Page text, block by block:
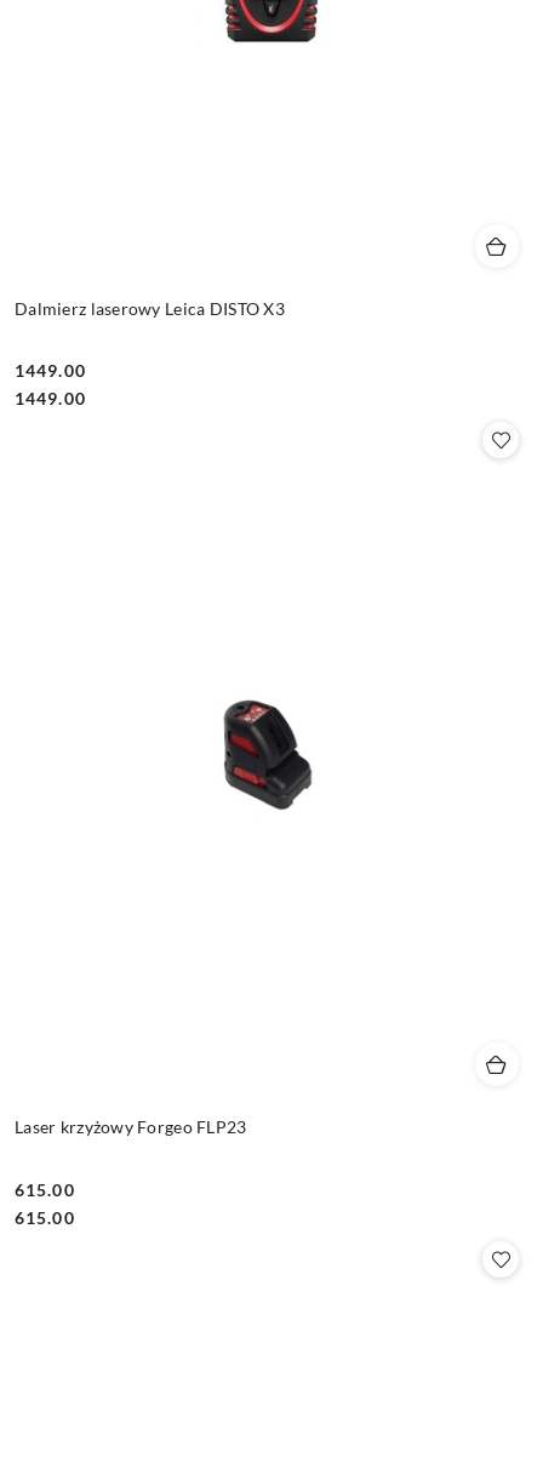
Dalmierz laserowy Leica DISTO X3
Cena:
1449.00
Cena:
1449.00
Laser krzyżowy Forgeo FLP23
Cena:
615.00
Cena:
615.00